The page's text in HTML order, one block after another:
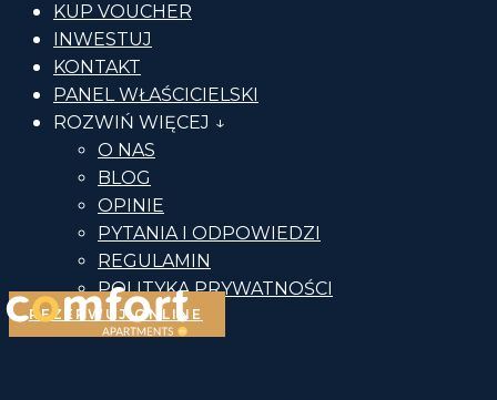
KUP VOUCHER
INWESTUJ
KONTAKT
PANEL WŁAŚCICIELSKI
ROZWIŃ WIĘCEJ ↓
O NAS
BLOG
OPINIE
PYTANIA I ODPOWIEDZI
REGULAMIN
POLITYKA PRYWATNOŚCI
REZERWUJ ONLINE